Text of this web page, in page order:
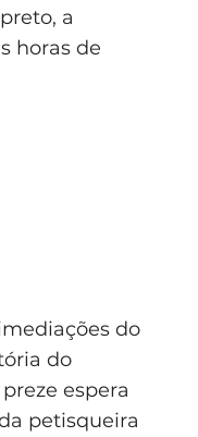
a
horas de
do
do
espera
petisqueira